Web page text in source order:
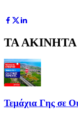
ΤΑ
Τεμάχια Γης σε